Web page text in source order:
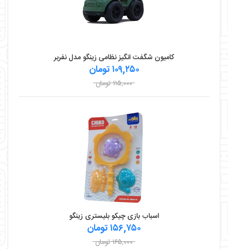
کامیون شگفت انگیز نظامی زینگو مدل نفربر
۱۰۹,۲۵۰ تومان
۱۱۵,۰۰۰ تومان
اسباب بازی چیکو بلیستری زینگو
۱۵۶,۷۵۰ تومان
۱۶۵,۰۰۰ تومان